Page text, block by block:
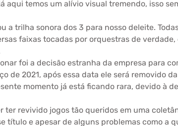
aqui temos um alívio visual tremendo, isso
a trilha sonora dos 3 para nosso deleite.
faixas tocadas por orquestras de
foi a decisão estranha da empresa para
de 2021, após essa data ele será removido da
momento já está ficando rara, devido à
ter revivido jogos tão queridos em uma
título e apesar de alguns problemas como a